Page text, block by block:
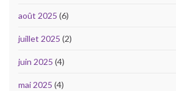
août 2025 (6)
juillet 2025 (2)
juin 2025 (4)
mai 2025 (4)